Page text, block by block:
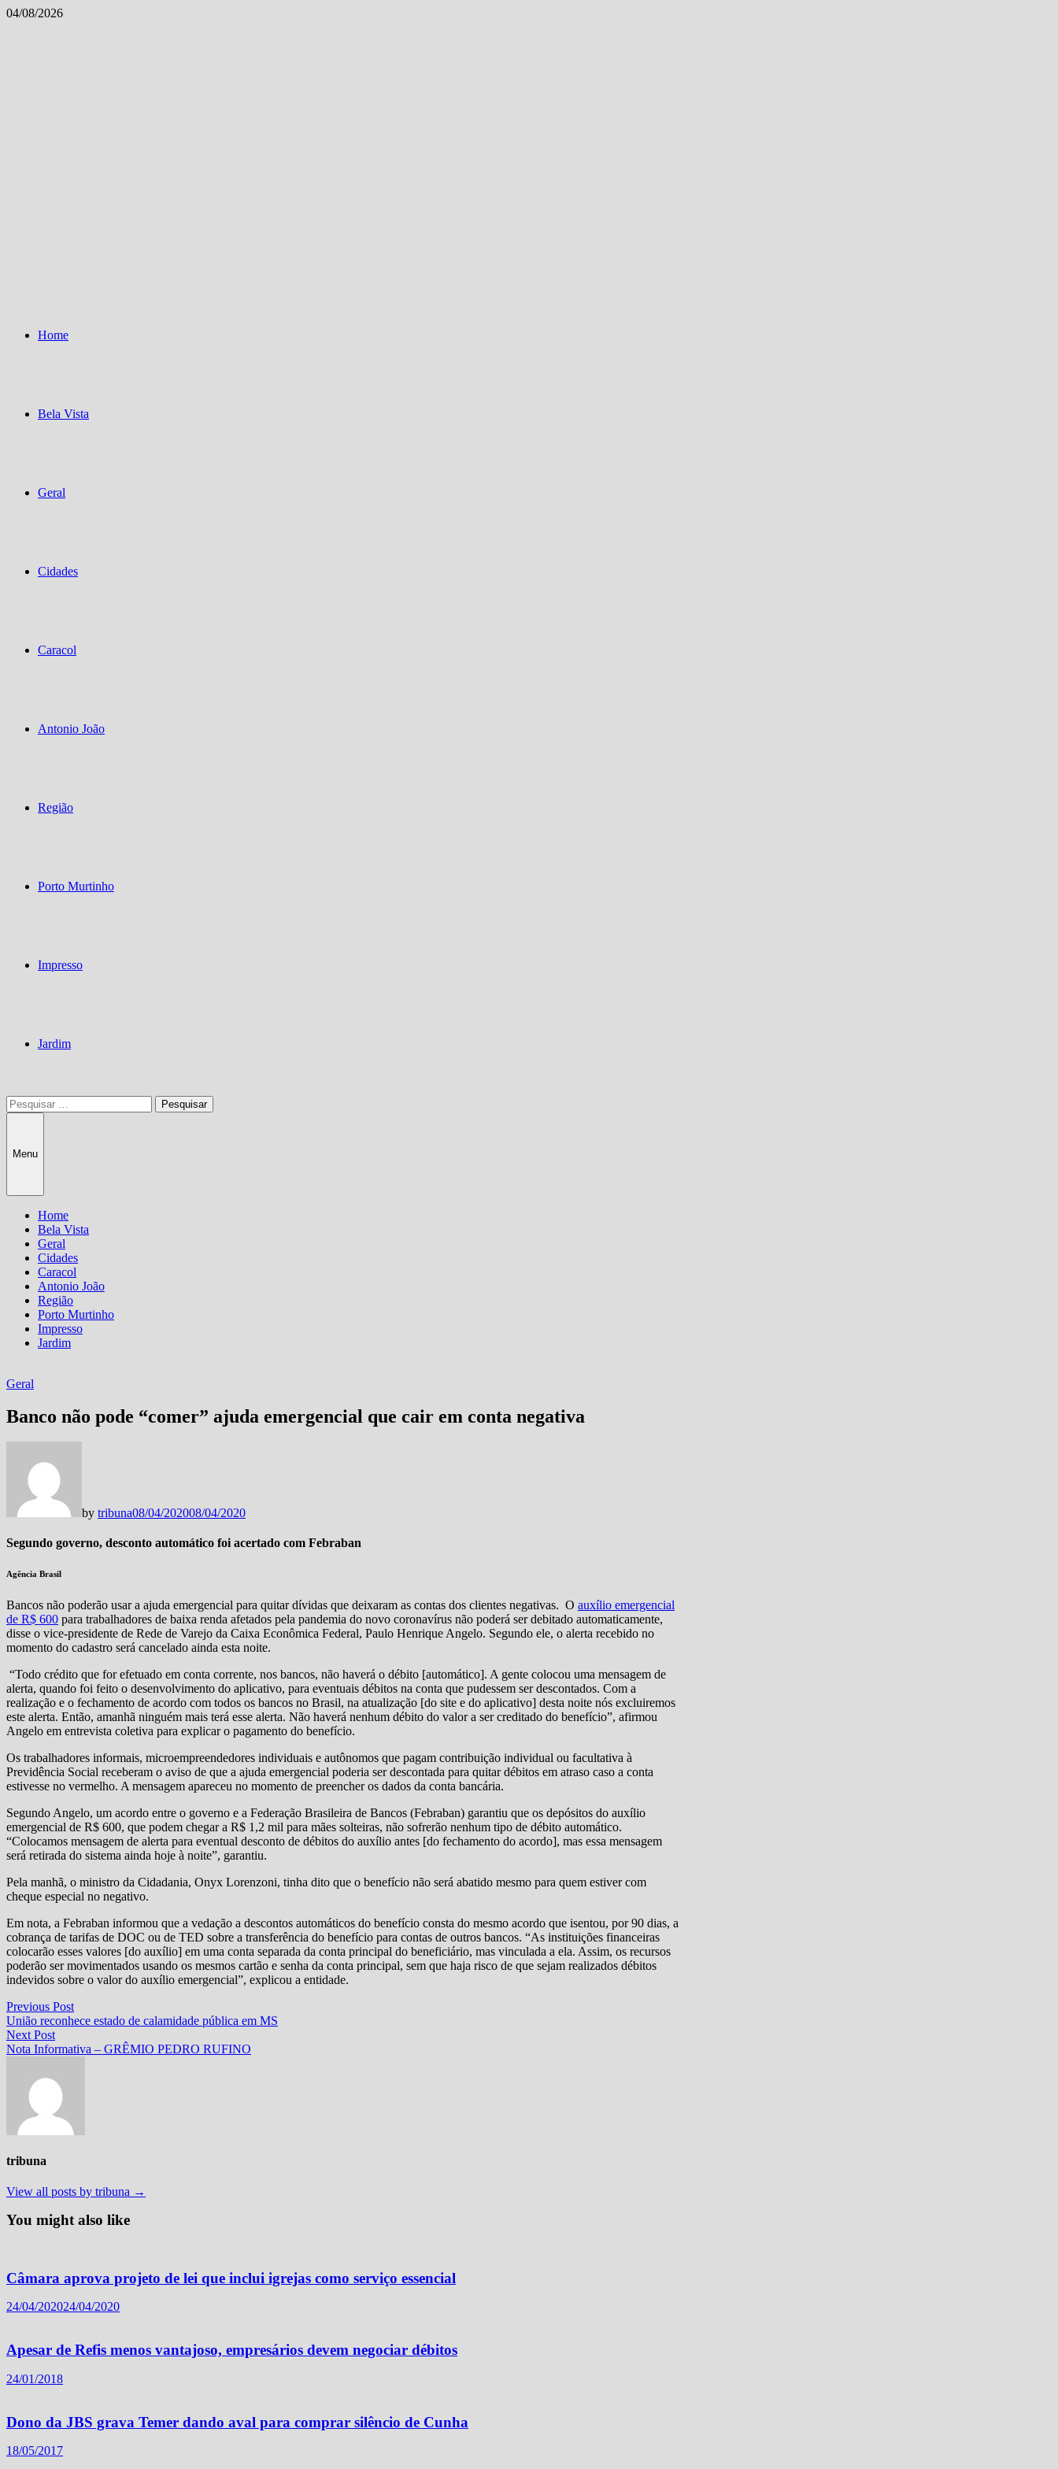
Skip
04/08/2026
Home
Bela Vista
Geral
Cidades
Caracol
Antonio João
Região
Porto Murtinho
Impresso
Jardim
Pesquisar
por:
Menu
Home
Bela Vista
Geral
Cidades
Caracol
Antonio João
Região
Porto Murtinho
Impresso
Jardim
Geral
Banco não pode “comer” ajuda emergencial que cair em conta negativa
by tribuna08/04/202008/04/2020
Segundo governo, desconto automático foi acertado com Febraban
Agência Brasil
Bancos não poderão usar a ajuda emergencial para quitar dívidas que deixaram as contas dos clientes negativas. O auxílio emergencial
de R$ 600 para trabalhadores de baixa renda afetados pela pandemia do novo coronavírus não poderá ser debitado automaticamente,
disse o vice-presidente de Rede de Varejo da Caixa Econômica Federal, Paulo Henrique Angelo. Segundo ele, o alerta recebido no
momento do cadastro será cancelado ainda esta noite.
“Todo crédito que for efetuado em conta corrente, nos bancos, não haverá o débito [automático]. A gente colocou uma mensagem de
alerta, quando foi feito o desenvolvimento do aplicativo, para eventuais débitos na conta que pudessem ser descontados. Com a
realização e o fechamento de acordo com todos os bancos no Brasil, na atualização [do site e do aplicativo] desta noite nós excluiremos
este alerta. Então, amanhã ninguém mais terá esse alerta. Não haverá nenhum débito do valor a ser creditado do benefício”, afirmou
Angelo em entrevista coletiva para explicar o pagamento do benefício.
Os trabalhadores informais, microempreendedores individuais e autônomos que pagam contribuição individual ou facultativa à
Previdência Social receberam o aviso de que a ajuda emergencial poderia ser descontada para quitar débitos em atraso caso a conta
estivesse no vermelho. A mensagem apareceu no momento de preencher os dados da conta bancária.
Segundo Angelo, um acordo entre o governo e a Federação Brasileira de Bancos (Febraban) garantiu que os depósitos do auxílio
emergencial de R$ 600, que podem chegar a R$ 1,2 mil para mães solteiras, não sofrerão nenhum tipo de débito automático.
“Colocamos mensagem de alerta para eventual desconto de débitos do auxílio antes [do fechamento do acordo], mas essa mensagem
será retirada do sistema ainda hoje à noite”, garantiu.
Pela manhã, o ministro da Cidadania, Onyx Lorenzoni, tinha dito que o benefício não será abatido mesmo para quem estiver com
cheque especial no negativo.
Em nota, a Febraban informou que a vedação a descontos automáticos do benefício consta do mesmo acordo que isentou, por 90 dias, a
cobrança de tarifas de DOC ou de TED sobre a transferência do benefício para contas de outros bancos. “As instituições financeiras
colocarão esses valores [do auxílio] em uma conta separada da conta principal do beneficiário, mas vinculada a ela. Assim, os recursos
poderão ser movimentados usando os mesmos cartão e senha da conta principal, sem que haja risco de que sejam realizados débitos
indevidos sobre o valor do auxílio emergencial”, explicou a entidade.
Navegação
de
Post
Previous PostPrevious
post:
União reconhece estado de calamidade pública em MS
Next PostNext
post:
Nota Informativa – GRÊMIO PEDRO RUFINO
tribuna
View all posts by tribuna →
You might also like
Câmara aprova projeto de lei que inclui igrejas como serviço essencial
24/04/202024/04/2020
Apesar de Refis menos vantajoso, empresários devem negociar débitos
24/01/2018
Dono da JBS grava Temer dando aval para comprar silêncio de Cunha
18/05/2017